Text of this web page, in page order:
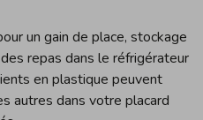
un gain de place, stockage
repas dans le réfrigérateur
en plastique peuvent
autres dans votre placard